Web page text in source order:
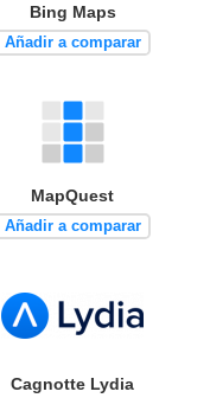
Bing Maps
Añadir a comparar
MapQuest
Añadir a comparar
Cagnotte Lydia